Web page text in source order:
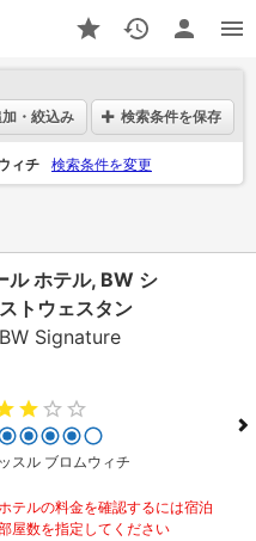
・絞込み
検索条件を保存
ィチ 検索条件を変更
ル ホテル, BW シ
トウェスタン
Signature
スル ブロムウィチ
テルの料金を確認するには宿泊
屋数を指定してください